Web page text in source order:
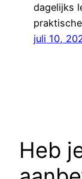
dagelijks
juli 10,
Heb